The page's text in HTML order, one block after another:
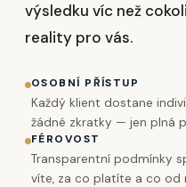
výsledku víc než
reality pro vás.
OSOBNÍ PŘÍSTUP
Každý klient dostane
žádné zkratky — jen plná
FÉROVOST
Transparentní podmínky
víte, za co platíte a co od